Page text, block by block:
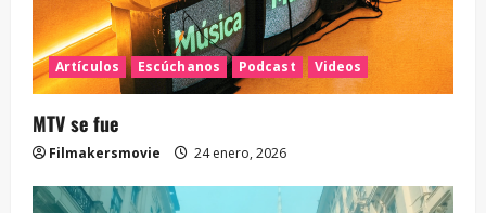
Artículos Escúchanos Podcast Videos
MTV se fue
Filmakersmovie 24 enero, 2026